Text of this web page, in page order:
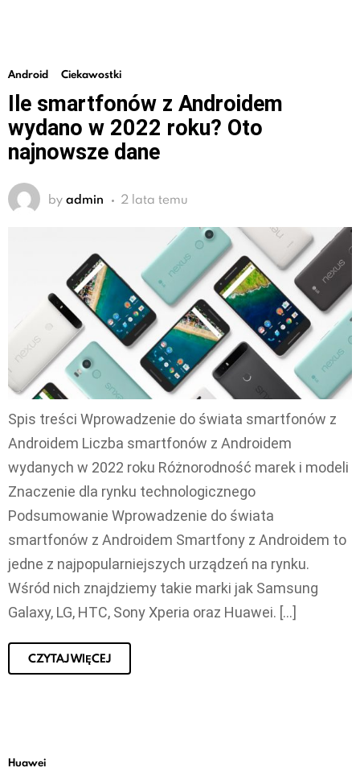
Android Ciekawostki
Ile smartfonów z Androidem
wydano w 2022 roku? Oto
najnowsze dane
by admin 2 lata temu
Spis treści Wprowadzenie do świata smartfonów z
Androidem Liczba smartfonów z Androidem
wydanych w 2022 roku Różnorodność marek i modeli
Znaczenie dla rynku technologicznego
Podsumowanie Wprowadzenie do świata
smartfonów z Androidem Smartfony z Androidem to
jedne z najpopularniejszych urządzeń na rynku.
Wśród nich znajdziemy takie marki jak Samsung
Galaxy, LG, HTC, Sony Xperia oraz Huawei. […]
CZYTAJ WIĘCEJ
Huawei